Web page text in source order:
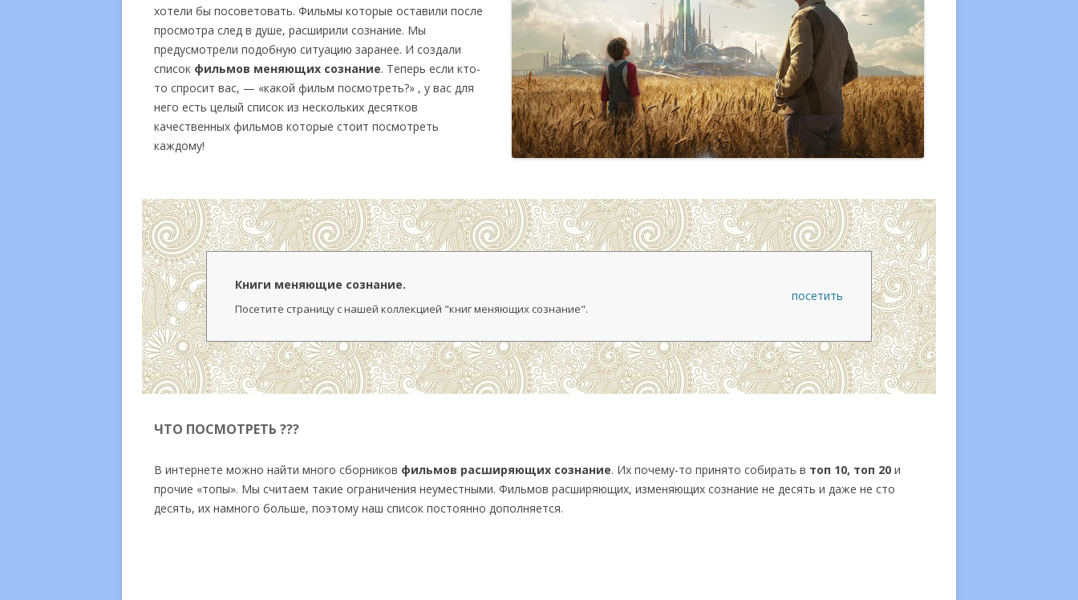
хотели бы посоветовать. Фильмы которые оставили после
просмотра след в душе, расширили сознание. Мы
предусмотрели подобную ситуацию заранее. И создали
список фильмов меняющих сознание. Теперь если кто-
то спросит вас, — «какой фильм посмотреть?» , у вас для
него есть целый список из нескольких десятков
качественных фильмов которые стоит посмотреть
каждому!
Книги меняющие сознание.
Посетите страницу с нашей коллекцией "книг меняющих сознание".
посетить
ЧТО ПОСМОТРЕТЬ ???
В интернете можно найти много сборников фильмов расширяющих сознание. Их почему-то принято собирать в топ 10, топ 20 и
прочие «топы». Мы считаем такие ограничения неуместными. Фильмов расширяющих, изменяющих сознание не десять и даже не сто
десять, их намного больше, поэтому наш список постоянно дополняется.